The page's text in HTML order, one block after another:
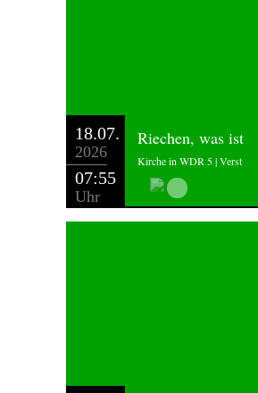
18.07.
2026
07:55
Uhr
Riechen, was ist
Kirche in WDR 5 | Verst